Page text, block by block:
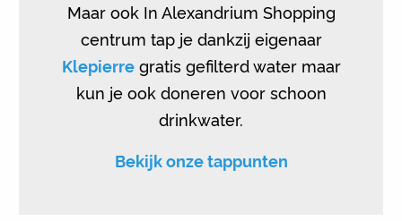
Maar ook In Alexandrium Shopping
centrum tap je dankzij eigenaar
Klepierregratis gefilterd water maar
kun je ook doneren voor schoon
drinkwater.
Bekijk onze tappunten